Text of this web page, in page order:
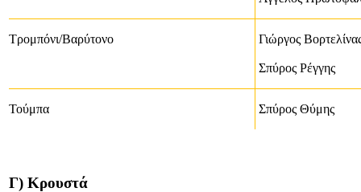
Τρομπόνι/Βαρύτονο Γιώργος
Σπύρος Ρέγγης
Τούμπα Σπύρος Θύμης
Γ) Κρουστά